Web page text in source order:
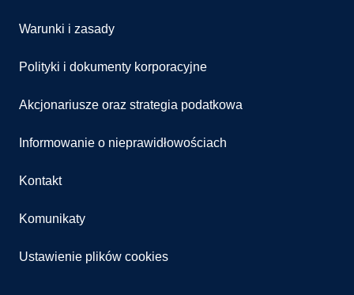
Warunki i zasady
Polityki i dokumenty korporacyjne
Akcjonariusze oraz strategia podatkowa
Informowanie o nieprawidłowościach
Kontakt
Komunikaty
Ustawienie plików cookies